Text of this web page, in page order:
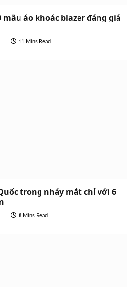
mẫu áo khoác blazer đáng giá
11 Mins Read
trong nháy mắt chỉ với 6
8 Mins Read